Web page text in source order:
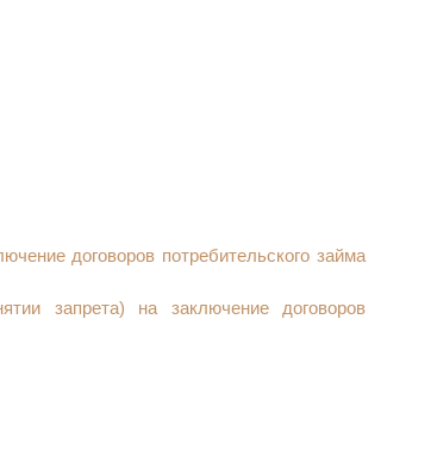
договоров потребительского займа
запрета) на заключение договоров
подвижной радиотелефонной связи и